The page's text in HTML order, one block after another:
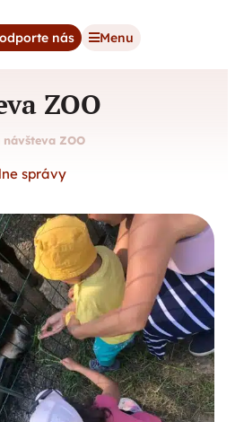
nás Menu
ZOO
návšteva ZOO
správy